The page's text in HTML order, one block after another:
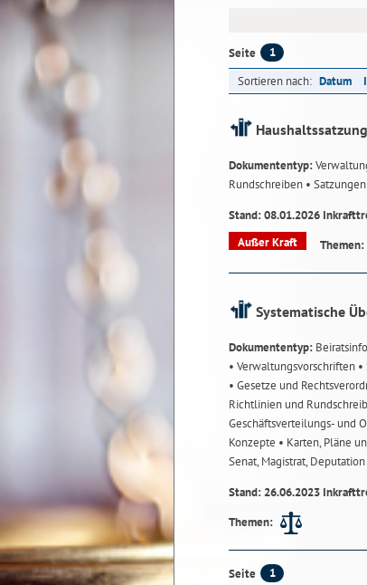
Seite 1
Sortieren nach: Datum
Dokumententyp:
Rundschreiben • Satzungen
Stand: 08.01.2026
Außer Kraft
Themen:
Systematische
Dokumententyp:
• Verwaltungsvorschriften
• Gesetze und
Richtlinien und
Geschäftsverteilungs- und
Konzepte • Karten, Pläne
Senat, Magistrat,
Stand: 26.06.2023
Themen:
Seite 1